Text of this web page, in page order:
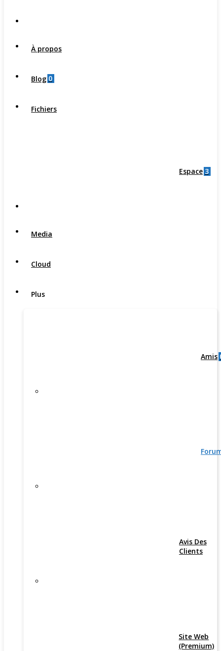
À propos
Blog 0
Fichiers
Espace 3
Media
Cloud
Plus
Amis
Avis Des
Clients
Site Web
(Premium)